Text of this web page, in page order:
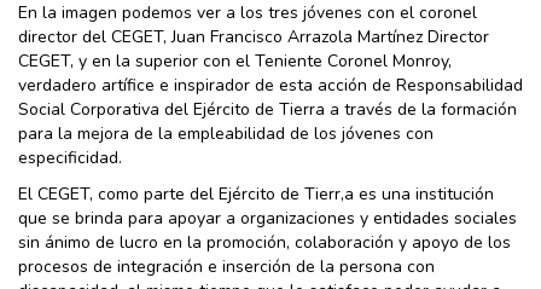
En la imagen podemos ver a los tres jóvenes con el coronel
director del CEGET, Juan Francisco Arrazola Martínez Director
CEGET, y en la superior con el Teniente Coronel Monroy,
verdadero artífice e inspirador de esta acción de Responsabilidad
Social Corporativa del Ejército de Tierra a través de la formación
para la mejora de la empleabilidad de los jóvenes con
especificidad.
El CEGET, como parte del Ejército de Tierr,a es una institución
que se brinda para apoyar a organizaciones y entidades sociales
sin ánimo de lucro en la promoción, colaboración y apoyo de los
procesos de integración e inserción de la persona con